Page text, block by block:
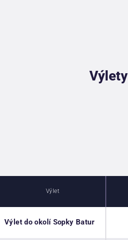
Výlety
Výlet
Výlet do okolí Sopky Batur